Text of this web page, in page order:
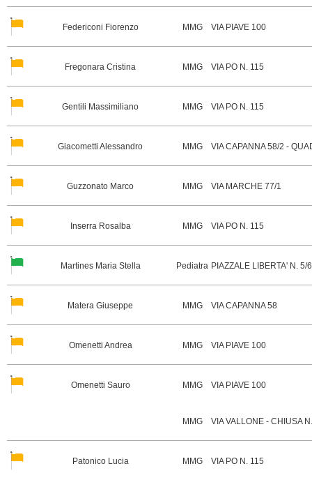
Federiconi Fiorenzo MMG VIA PIAVE 100
Fregonara Cristina MMG VIA PO N. 115
Gentili Massimiliano MMG VIA PO N. 115
Giacometti Alessandro MMG VIA CAPANNA 58/2 -
Guzzonato Marco MMG VIA MARCHE 77/1
Inserra Rosalba MMG VIA PO N. 115
Martines Maria Stella Pediatra PIAZZALE LIBERTA' N. 5/6
Matera Giuseppe MMG VIA CAPANNA 58
Omenetti Andrea MMG VIA PIAVE 100
Omenetti Sauro MMG VIA PIAVE 100
MMG VIA VALLONE - CHIUSA
Patonico Lucia MMG VIA PO N. 115